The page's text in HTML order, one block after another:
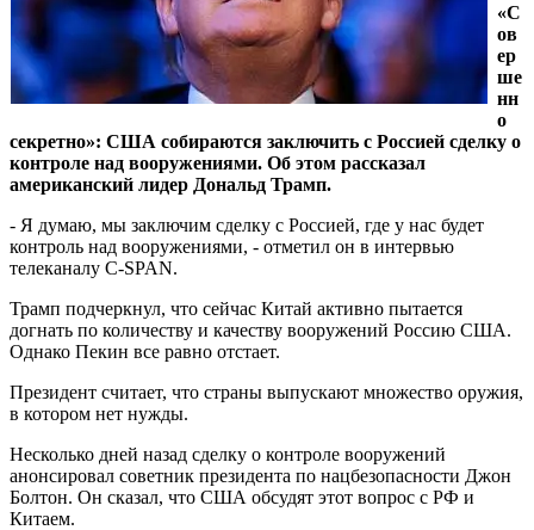
«С
ов
ер
ше
нн
о
секретно»: США собираются заключить с Россией сделку о
контроле над вооружениями. Об этом рассказал
американский лидер Дональд Трамп.
- Я думаю, мы заключим сделку с Россией, где у нас будет
контроль над вооружениями, - отметил он в интервью
телеканалу C-SPAN.
Трамп подчеркнул, что сейчас Китай активно пытается
догнать по количеству и качеству вооружений Россию США.
Однако Пекин все равно отстает.
Президент считает, что страны выпускают множество оружия,
в котором нет нужды.
Несколько дней назад сделку о контроле вооружений
анонсировал советник президента по нацбезопасности Джон
Болтон. Он сказал, что США обсудят этот вопрос с РФ и
Китаем.